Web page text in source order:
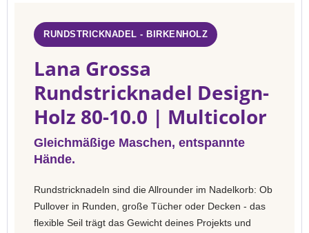
RUNDSTRICKNADEL - BIRKENHOLZ
Lana Grossa
Rundstricknadel Design-
Holz 80-10.0 | Multicolor
Gleichmäßige Maschen, entspannte
Hände.
Rundstricknadeln sind die Allrounder im Nadelkorb: Ob
Pullover in Runden, große Tücher oder Decken - das
flexible Seil trägt das Gewicht deines Projekts und